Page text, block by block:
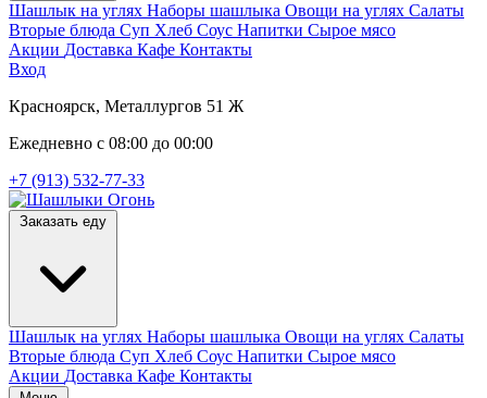
Шашлык на углях Наборы шашлыка Овощи на углях Салаты
Вторые блюда Суп Хлеб Соус Напитки Сырое мясо
Акции Доставка Кафе Контакты
Вход
Красноярск, Металлургов 51 Ж
Ежедневно с 08:00 до 00:00
+7 (913) 532-77-33
Заказать еду
Шашлык на углях Наборы шашлыка Овощи на углях Салаты
Вторые блюда Суп Хлеб Соус Напитки Сырое мясо
Акции Доставка Кафе Контакты